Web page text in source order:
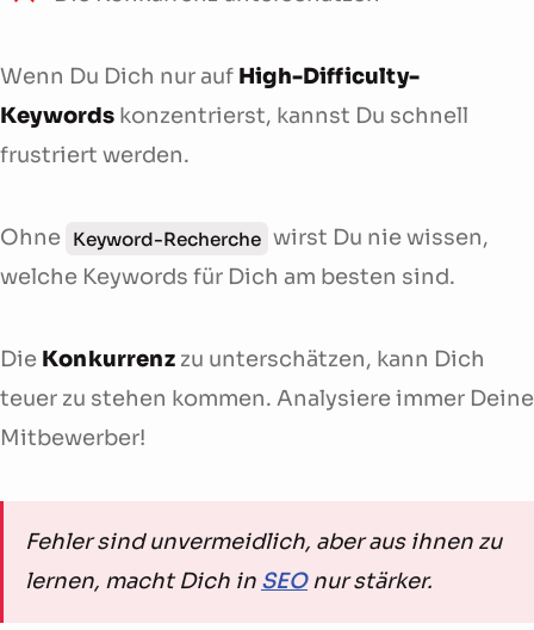
Wenn Du Dich nur auf High-Difficulty-
Keywords konzentrierst, kannst Du schnell
frustriert werden.
Ohne Keyword-Recherche wirst Du nie wissen,
welche Keywords für Dich am besten sind.
Die Konkurrenzzu unterschätzen, kann Dich
teuer zu stehen kommen. Analysiere immer Deine
Mitbewerber!
Fehler sind unvermeidlich, aber aus ihnen zu
lernen, macht Dich in SEOnur stärker.